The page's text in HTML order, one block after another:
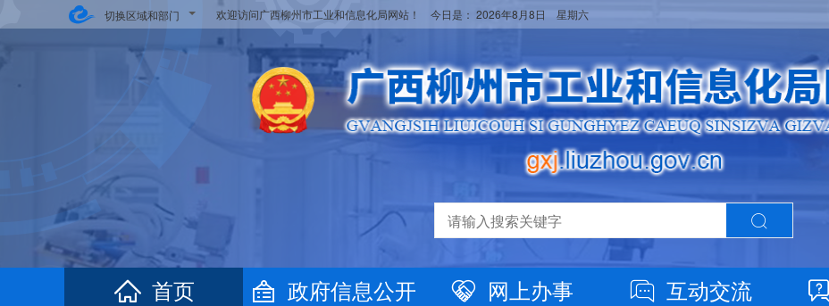
切换区域和部门 欢迎访问广西柳州市工业和信息化局网站！ 今日是： 2026年8月8日 星期六
首页 政府信息公开 网上办事 互动交流